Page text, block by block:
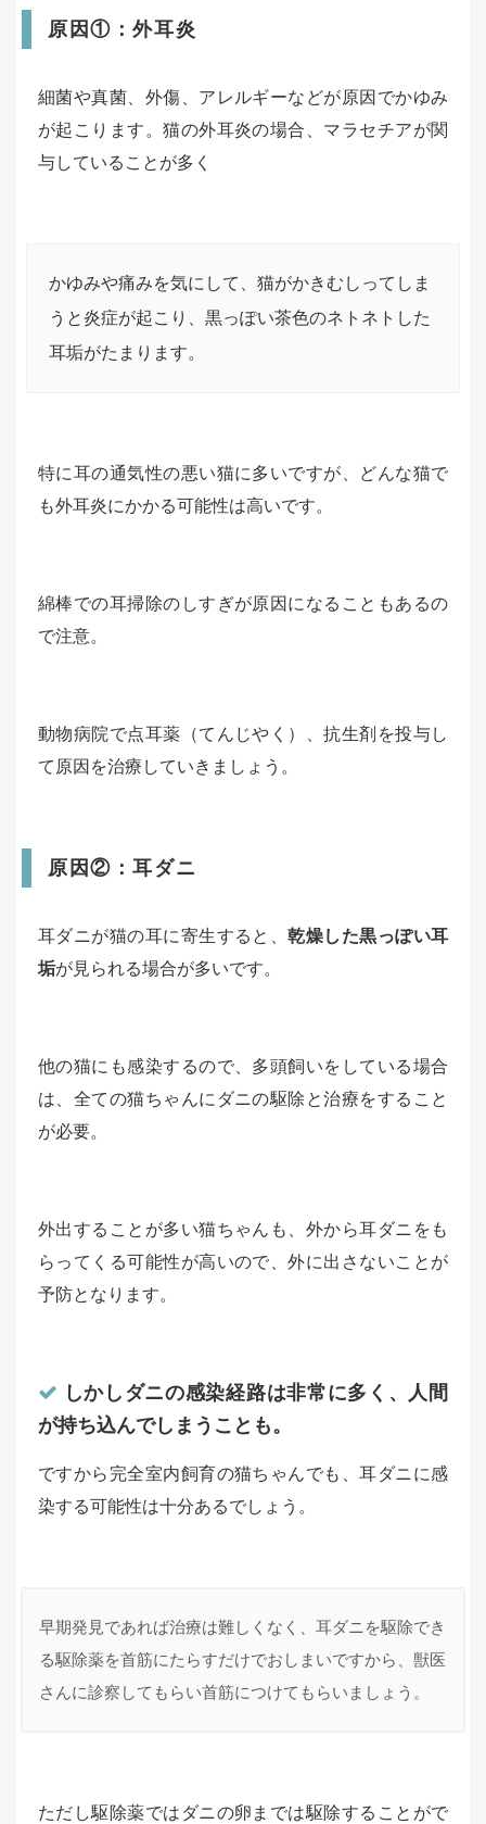
原因①：外耳炎
細菌や真菌、外傷、アレルギーなどが原因でかゆみ
が起こります。猫の外耳炎の場合、マラセチアが関
与していることが多く
かゆみや痛みを気にして、猫がかきむしってしま
うと炎症が起こり、黒っぽい茶色のネトネトした
耳垢がたまります。
特に耳の通気性の悪い猫に多いですが、どんな猫で
も外耳炎にかかる可能性は高いです。
綿棒での耳掃除のしすぎが原因になることもあるの
で注意。
動物病院で点耳薬（てんじやく）、抗生剤を投与し
て原因を治療していきましょう。
原因②：耳ダニ
耳ダニが猫の耳に寄生すると、乾燥した黒っぽい耳
垢が見られる場合が多いです。
他の猫にも感染するので、多頭飼いをしている場合
は、全ての猫ちゃんにダニの駆除と治療をすること
が必要。
外出することが多い猫ちゃんも、外から耳ダニをも
らってくる可能性が高いので、外に出さないことが
予防となります。
しかしダニの感染経路は非常に多く、人間
が持ち込んでしまうことも。
ですから完全室内飼育の猫ちゃんでも、耳ダニに感
染する可能性は十分あるでしょう。
早期発見であれば治療は難しくなく、耳ダニを駆除でき
る駆除薬を首筋にたらすだけでおしまいですから、獣医
さんに診察してもらい首筋につけてもらいましょう。
ただし駆除薬ではダニの卵までは駆除することがで